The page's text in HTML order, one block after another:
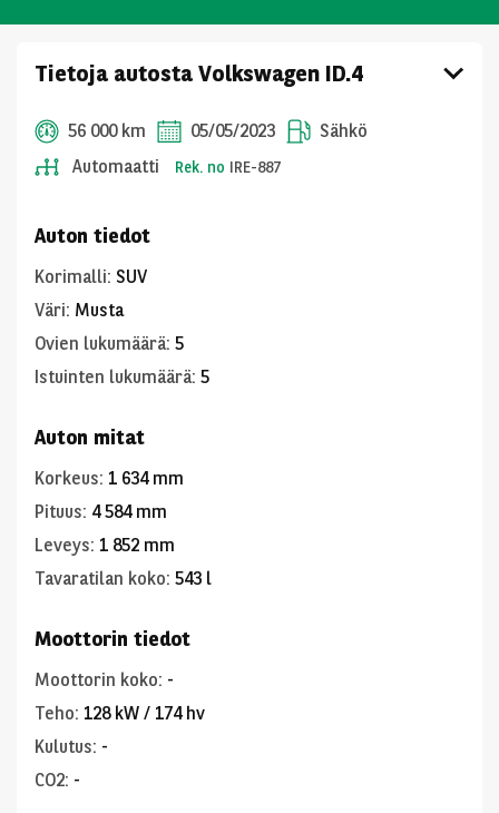
Tietoja autosta Volkswagen ID.4
56 000 km 05/05/2023
Sähkö
Automaatti
Rek. no IRE-887
Auton tiedot
Korimalli: SUV
Väri: Musta
Ovien lukumäärä: 5
Istuinten lukumäärä: 5
Auton mitat
Korkeus: 1 634 mm
Pituus: 4 584 mm
Leveys: 1 852 mm
Tavaratilan koko: 543 l
Moottorin tiedot
Moottorin koko: -
Teho: 128 kW / 174 hv
Kulutus: -
CO2: -